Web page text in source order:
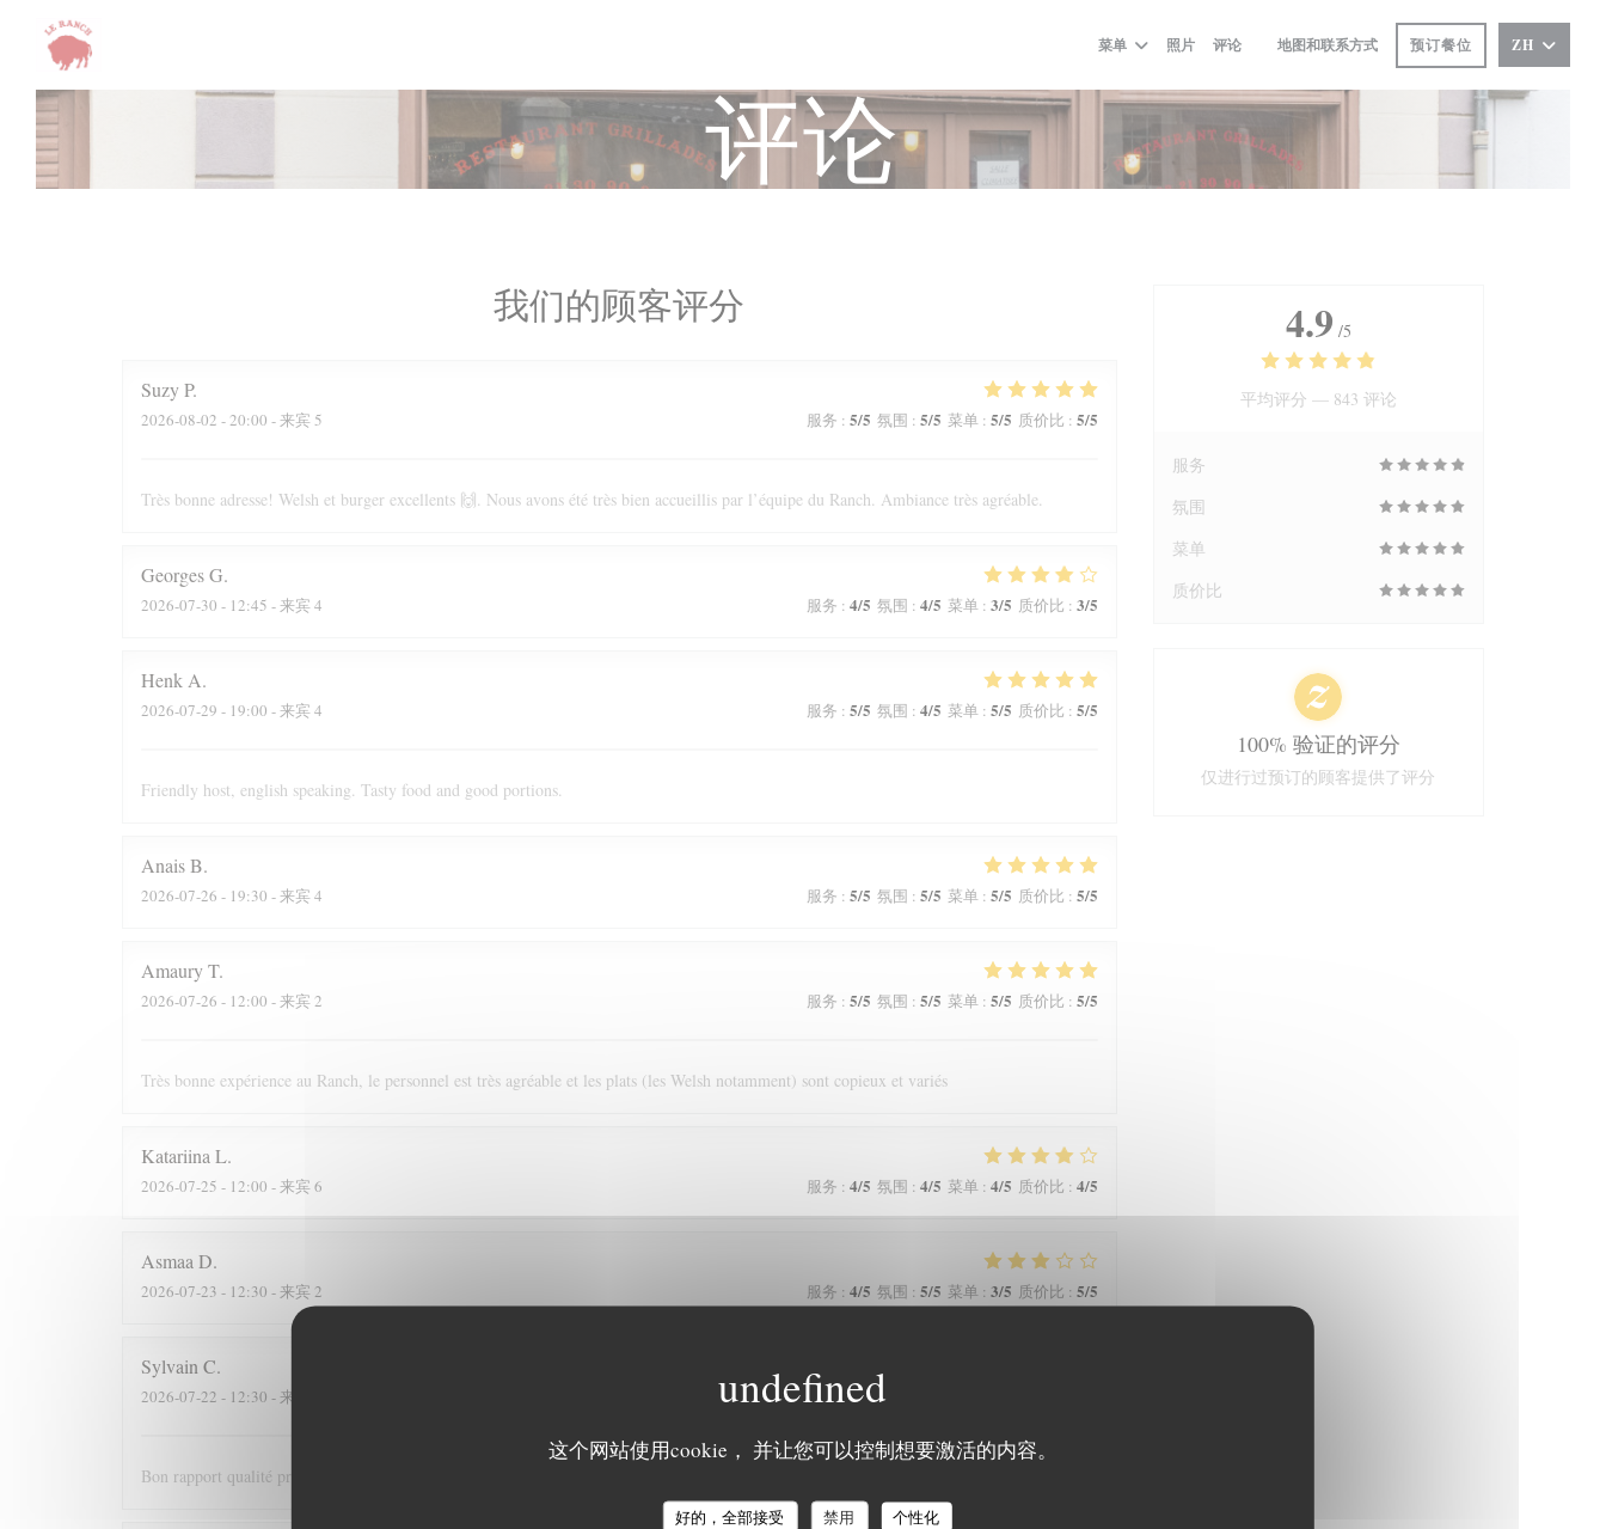
Cookie管理面板
这个网站使用cookie， 并让您可以控制想要激活的内容。
好的，全部接受 禁用
个性化
菜单 照片 评论
((在新窗口中打开))
地图和联系方式 预订餐位 ZH
评论
我们的顾客评分
SuzyP
2026-08-02 - 20:00 - 来宾 5 服务 : 5/5 氛围 : 5/5 菜单: 5/5 质价比 : 5/5
Très bonne adresse! Welsh et burger excellents 🙌. Nous avons été très bien accueillis par l’équipe du Ranch. Ambiance très agréable.
GeorgesG
2026-07-30 - 12:45 - 来宾 4 服务 : 4/5 氛围 : 4/5 菜单: 3/5 质价比 : 3/5
Henk A
2026-07-29 - 19:00 - 来宾 4 服务 : 5/5 氛围 : 4/5 菜单: 5/5 质价比 : 5/5
Friendly host, english speaking. Tasty food and good portions.
AnaisB
2026-07-26 - 19:30 - 来宾 4 服务 : 5/5 氛围 : 5/5 菜单: 5/5 质价比 : 5/5
AmauryT
2026-07-26 - 12:00 - 来宾 2 服务 : 5/5 氛围 : 5/5 菜单: 5/5 质价比 : 5/5
Très bonne expérience au Ranch, le personnel est très agréable et les plats (les Welsh notamment) sont copieux et variés
Katariina L
2026-07-25 - 12:00 - 来宾 6 服务 : 4/5 氛围 : 4/5 菜单: 4/5 质价比 : 4/5
Asmaa D
2026-07-23 - 12:30 - 来宾 2 服务 : 4/5 氛围 : 5/5 菜单 : 3/5 质价比 : 5/5
Sylvain C
2026-07-22 - 12:30 - 来宾 3 服务:5/5 氛围
Bon rapport qualité prix et personnel très sympathique
4.9 /5
平均评分 — 843 评论
服务
氛围
菜单
质价比
100% 验证的评分
仅进行过预订的顾客提供了评分